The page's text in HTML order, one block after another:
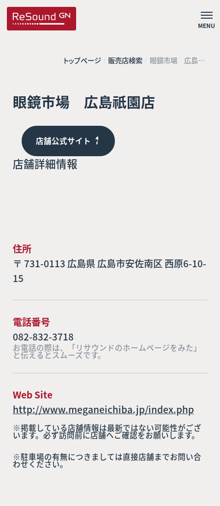
MENU
トップページ 販売店検索 眼鏡市場 広島祇
園店
眼鏡市場 広島祇園店
店舗公式サイト
店舗詳細情報
住所
〒 731-0113 広島県 広島市安佐南区 西原6-10-
15
電話番号
082-832-3718
お電話の際は、「リサウンドのホームページをみた」
と伝えるとスムーズです。
Web Site
http://www.meganeichiba.jp/index.php
※掲載している店舗情報は最新ではない可能性がござ
います。必ず訪問前に店舗へご確認をお願いします。
※駐車場の有無につきましては直接店舗までお問い合
わせください。